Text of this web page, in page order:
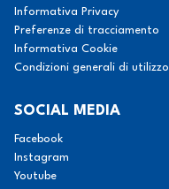
Informativa Privacy
Preferenze di tracciamento
Informativa Cookie
Condizioni generali di utilizzo
SOCIAL MEDIA
Facebook
Instagram
Youtube